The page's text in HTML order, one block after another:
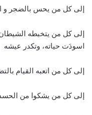
إلى كل من يحس بالضجر و
إلى كل من يتخبطه
اسودَت حياته، وتكدر عيشه
إلى كل من اتعبه القيام
إلى كل من يشكوا من الحسد